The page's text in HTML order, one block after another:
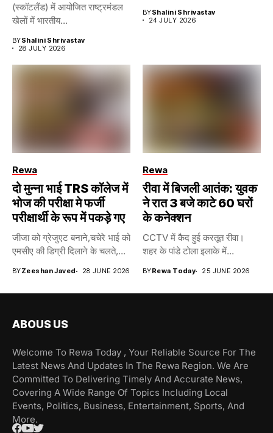
(स्कॉटलैंड) में आयोजित राष्ट्रमंडल
खेलों में भारतीय...
BYShalini Shrivastav
28 JULY 2026
BYShalini Shrivastav
24 JULY 2026
Rewa
दो मुन्ना भाई TRS कॉलेज में
भोज की परीक्षा मे फर्जी
परीक्षार्थी के रूप में पकड़े गए
जीजा को ग्रेजुएट बनाने,चचेरे भाई को
एमसीए की डिग्री दिलाने के चलते,...
BYZeeshan Javed 28 JUNE 2026
Rewa
रीवा में बिजली आतंक: युवक
ने रात 3 बजे काटे 60 घरों
के कनेक्शन
CCTV में कैद हुई करतूत रीवा।
शहर के पांडे टोला इलाके में...
BYRewa Today 25 JUNE 2026
ABOUS US
Welcome To Rewa Today , Your Reliable Source For The
Latest News And Updates In The Rewa Region. We Are
Committed To Delivering Timely And Accurate News,
Covering A Wide Range Of Topics Including Local
Events, Politics, Business, Entertainment, Sports, And
More.